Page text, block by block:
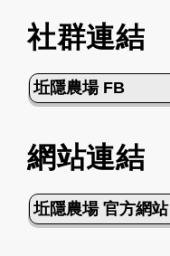
社群連結
坵隱農場 FB
網站連結
坵隱農場 官方網站